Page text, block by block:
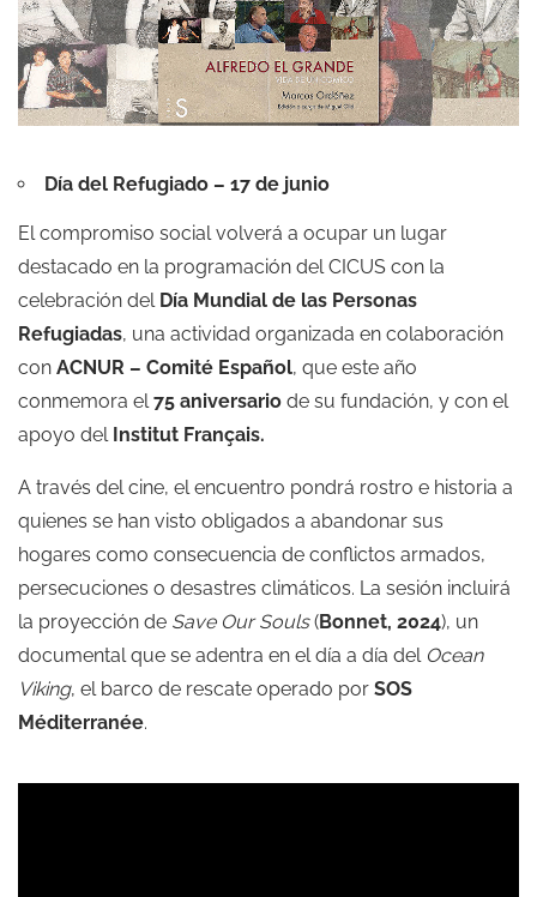
Día del Refugiado – 17 de junio
El compromiso social volverá a ocupar un lugar
destacado en la programación del CICUS con la
celebración del Día Mundial de las Personas
Refugiadas, una actividad organizada en colaboración
con ACNUR – Comité Español, que este año
conmemora el75 aniversario de su fundación, y con el
apoyo delInstitut Français.
A través del cine, el encuentro pondrá rostro e historia a
quienes se han visto obligados a abandonar sus
hogares como consecuencia de conflictos armados,
persecuciones o desastres climáticos. La sesión incluirá
la proyección de Save Our Souls(Bonnet, 2024), un
documental que se adentra en el día a día del Ocean
Viking, el barco de rescate operado por SOS
Méditerranée.